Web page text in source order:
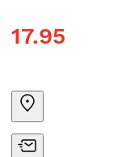
17.95